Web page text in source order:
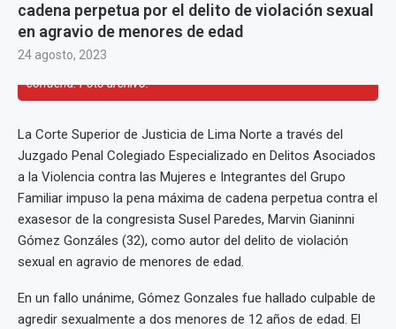
cadena perpetua por el delito de violación sexual
en agravio de menores de edad
24 agosto, 2023
Marvin Gianinni Gómez escuchó la lectura íntegra de la sentencia
desde el Centro Penitenciario de Aucallama, lugar donde purgará
condena. Foto archivo.
La Corte Superior de Justicia de Lima Norte a través del
Juzgado Penal Colegiado Especializado en Delitos Asociados
a la Violencia contra las Mujeres e Integrantes del Grupo
Familiar impuso la pena máxima de cadena perpetua contra el
exasesor de la congresista Susel Paredes, Marvin Gianinni
Gómez Gonzáles (32), como autor del delito de violación
sexual en agravio de menores de edad.
En un fallo unánime, Gómez Gonzales fue hallado culpable de
agredir sexualmente a dos menores de 12 años de edad. El